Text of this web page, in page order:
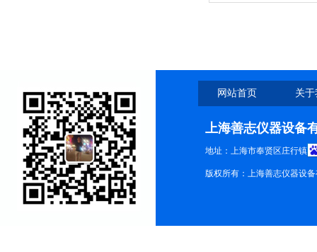
网站首页 关
上海善志仪器设备
地址：上海市奉贤区庄行镇
版权所有：上海善志仪器设